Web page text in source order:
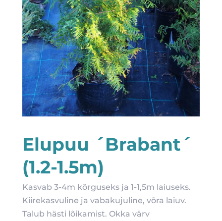
Elupuu ´Brabant´
(1.2-1.5m)
Kasvab 3-4m kõrguseks ja 1-1,5m laiuseks.
Kiirekasvuline ja vabakujuline, võra laiuv.
Talub hästi lõikamist. Okka värv